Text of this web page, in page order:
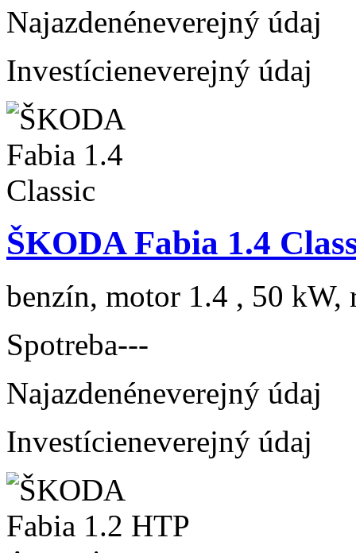
Najazdenéneverejný údaj
Investícieneverejný údaj
ŠKODA Fabia 1.4
benzín, motor 1.4 , 50 kW,
Spotreba---
Najazdenéneverejný údaj
Investícieneverejný údaj